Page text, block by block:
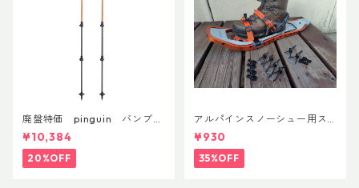
廃盤特価 pinguin バンブー
FLフォーム(ペア)
¥10,384
20%OFF
アルパインスノーシュー用ス
トラップキャッチ(ペア)
¥930
35%OFF